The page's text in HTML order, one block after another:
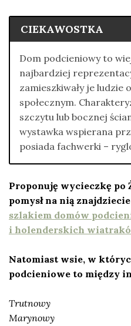
CIEKAWOSTKA
Dom podcieniowy to
najbardziej
zamieszkiwały je ludzie
społecznym.
szczytu lub bocznej
wystawka wspierana
posiada fachwerki –
Proponuję wycieczkę po
pomysł na nią
szlakiem domów
i holenderskich
Natomiast wsie, w
podcieniowe to między
Trutnowy
Marynowy